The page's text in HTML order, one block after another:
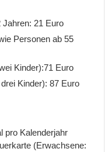
Jahren: 21 Euro
Personen ab 55
Kinder):71 Euro
Kinder): 87 Euro
pro Kalenderjahr
(Erwachsene: